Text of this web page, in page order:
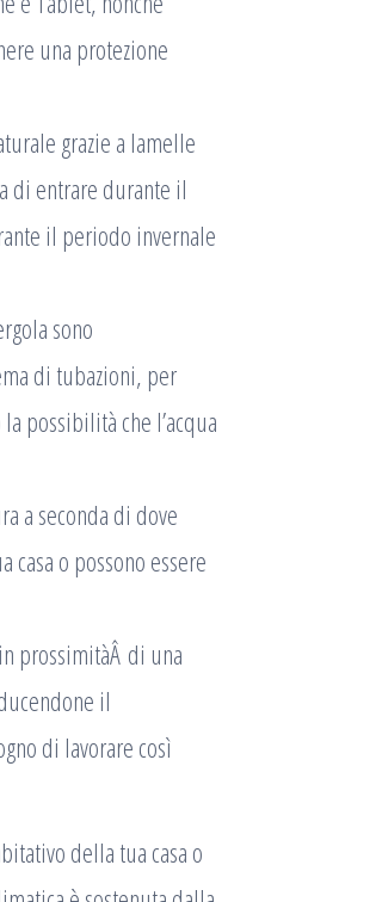
una protezione
grazie a lamelle
di entrare durante il
il periodo invernale
sono
di tubazioni, per
possibilità che l’acqua
a seconda di dove
o possono essere
prossimitàÂ di una
il
di lavorare così
della tua casa o